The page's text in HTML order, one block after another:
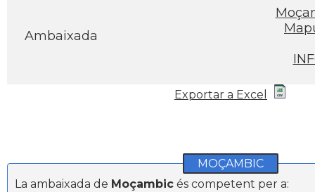
Ambaixada
Exportar a Excel
MOÇAMBIC
La ambaixada de Moçambic és competent per a: